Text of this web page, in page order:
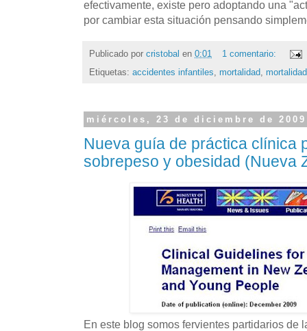
efectivamente, existe pero adoptando una
por cambiar esta situación pensando
Publicado por cristobal en 0:01
1 comentario:
Etiquetas: accidentes infantiles mortalidad
miércoles, 23 de diciembre de 2009
Nueva guía de práctica clínica
sobrepeso y obesidad (Nueva
En este blog somos fervientes partidarios de